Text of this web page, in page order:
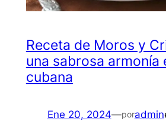
Receta de Moros y
una sabrosa armonía
cubana
Ene 20, 2024—poradmin